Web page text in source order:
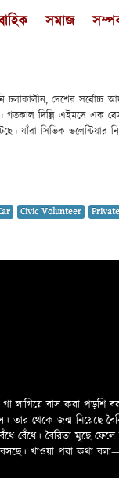
সমাজ
চলাকালীন, দেশের সর্বোচ্চ
গতকাল দিল্লি এইমসে এক
যাঁরা সিভিক
Civic Volunteer
লাগিয়ে বাস করা পড়শি
থেকে জন্ম নিয়েছে
বেঁধে। বৈরিতা মুছে
বসছে। খাওয়া পরা কথা